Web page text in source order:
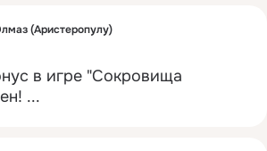
(Аристеропулу)
в игре "Сокровища
...